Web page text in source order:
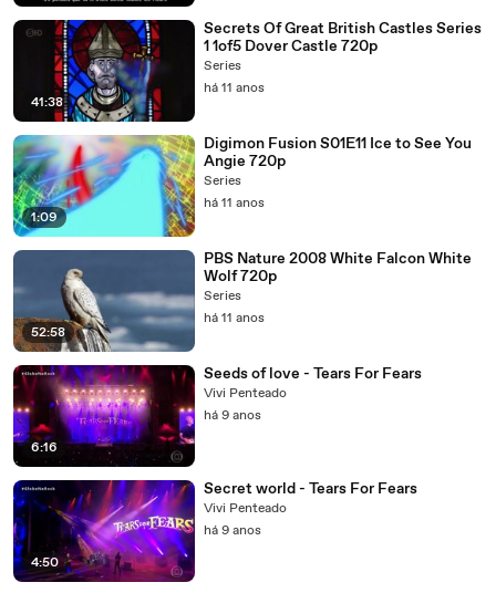
41:38
Secrets Of Great British Castles Series
1 1of5 Dover Castle 720p
Series
há 11 anos
1:09
Digimon Fusion S01E11 Ice to See You
Angie 720p
Series
há 11 anos
52:58
PBS Nature 2008 White Falcon White
Wolf 720p
Series
há 11 anos
6:16
Seeds of love - Tears For Fears
Vivi Penteado
há 9 anos
4:50
Secret world - Tears For Fears
Vivi Penteado
há 9 anos